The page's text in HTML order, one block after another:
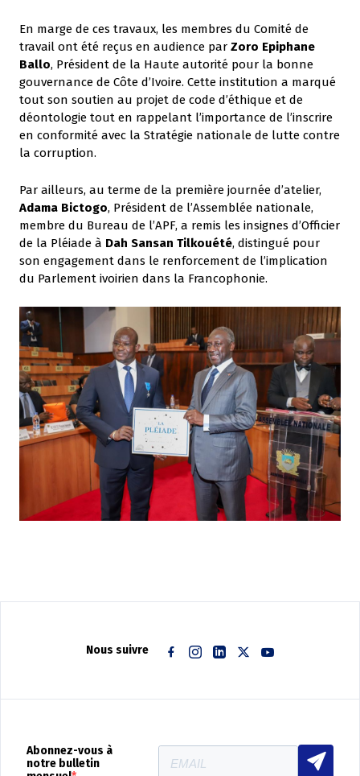
En marge de ces travaux, les membres du Comité de
travail ont été reçus en audience par Zoro Epiphane
Ballo, Président de la Haute autorité pour la bonne
gouvernance de Côte d’Ivoire. Cette institution a marqué
tout son soutien au projet de code d’éthique et de
déontologie tout en rappelant l’importance de l’inscrire
en conformité avec la Stratégie nationale de lutte contre
la corruption.
Par ailleurs, au terme de la première journée d’atelier,
Adama Bictogo, Président de l’Assemblée nationale,
membre du Bureau de l’APF, a remis les insignes d’Officier
de la Pléiade à Dah Sansan Tilkouété, distingué pour
son engagement dans le renforcement de l’implication
du Parlement ivoirien dans la Francophonie.
Nous suivre
Abonnez-vous à
notre bulletin